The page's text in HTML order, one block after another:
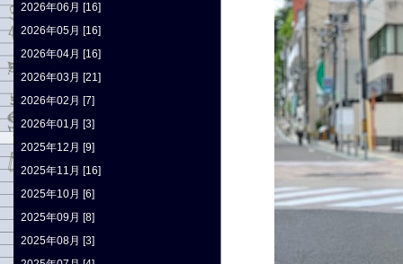
2026年06月 [16]
2026年05月 [16]
2026年04月 [16]
2026年03月 [21]
2026年02月 [7]
2026年01月 [3]
2025年12月 [9]
2025年11月 [16]
2025年10月 [6]
2025年09月 [8]
2025年08月 [3]